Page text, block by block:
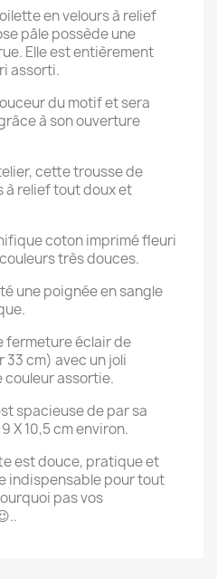
en velours à relief
pâle possède une
Elle est entièrement
assorti.
du motif et sera
à son ouverture
cette trousse de
à relief tout doux et
coton imprimé fleuri
très douces.
une poignée en sangle
fermeture éclair de
cm) avec un joli
assortie.
spacieuse de par sa
X 10,5 cm environ.
est douce, pratique et
indispensable pour tout
pas vos
Créer une liste d'envies